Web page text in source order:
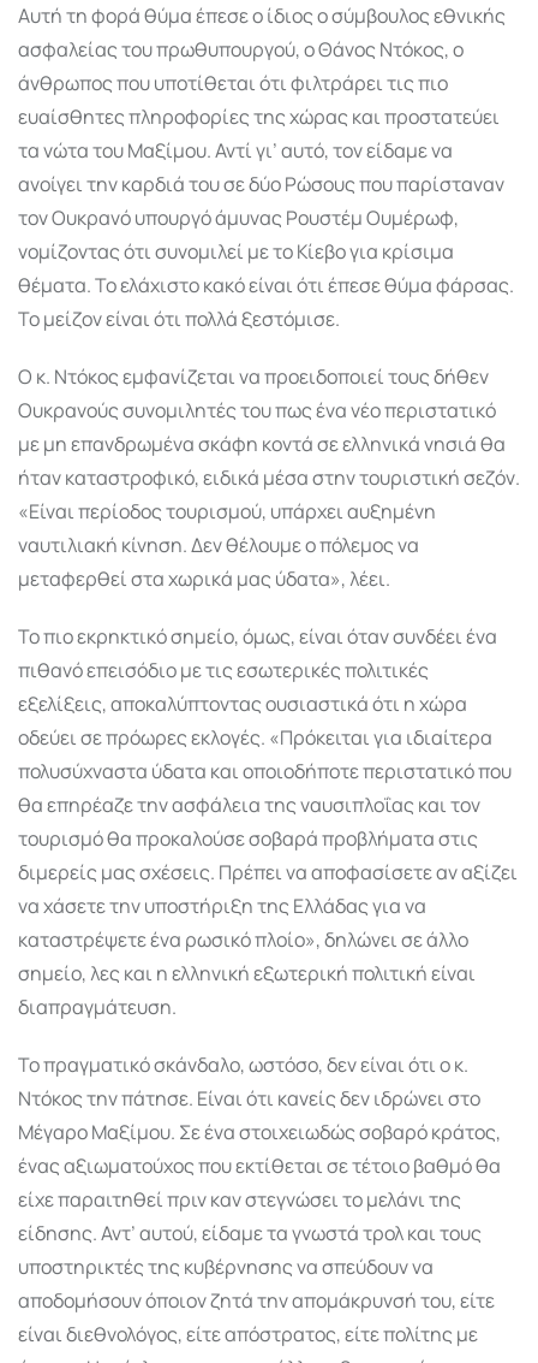
Αυτή τη φορά θύμα έπεσε ο ίδιος ο σύμβουλος εθνικής
ασφαλείας του πρωθυπουργού, ο Θάνος Ντόκος, ο
άνθρωπος που υποτίθεται ότι φιλτράρει τις πιο
ευαίσθητες πληροφορίες της χώρας και προστατεύει
τα νώτα του Μαξίμου. Αντί γι’ αυτό, τον είδαμε να
ανοίγει την καρδιά του σε δύο Ρώσους που παρίσταναν
τον Ουκρανό υπουργό άμυνας Ρουστέμ Ουμέρωφ,
νομίζοντας ότι συνομιλεί με το Κίεβο για κρίσιμα
θέματα. Το ελάχιστο κακό είναι ότι έπεσε θύμα φάρσας.
Το μείζον είναι ότι πολλά ξεστόμισε.
Ο κ. Ντόκος εμφανίζεται να προειδοποιεί τους δήθεν
Ουκρανούς συνομιλητές του πως ένα νέο περιστατικό
με μη επανδρωμένα σκάφη κοντά σε ελληνικά νησιά θα
ήταν καταστροφικό, ειδικά μέσα στην τουριστική σεζόν.
«Είναι περίοδος τουρισμού, υπάρχει αυξημένη
ναυτιλιακή κίνηση. Δεν θέλουμε ο πόλεμος να
μεταφερθεί στα χωρικά μας ύδατα», λέει.
Το πιο εκρηκτικό σημείο, όμως, είναι όταν συνδέει ένα
πιθανό επεισόδιο με τις εσωτερικές πολιτικές
εξελίξεις, αποκαλύπτοντας ουσιαστικά ότι η χώρα
οδεύει σε πρόωρες εκλογές. «Πρόκειται για ιδιαίτερα
πολυσύχναστα ύδατα και οποιοδήποτε περιστατικό που
θα επηρέαζε την ασφάλεια της ναυσιπλοΐας και τον
τουρισμό θα προκαλούσε σοβαρά προβλήματα στις
διμερείς μας σχέσεις. Πρέπει να αποφασίσετε αν αξίζει
να χάσετε την υποστήριξη της Ελλάδας για να
καταστρέψετε ένα ρωσικό πλοίο», δηλώνει σε άλλο
σημείο, λες και η ελληνική εξωτερική πολιτική είναι
διαπραγμάτευση.
Το πραγματικό σκάνδαλο, ωστόσο, δεν είναι ότι ο κ.
Ντόκος την πάτησε. Είναι ότι κανείς δεν ιδρώνει στο
Μέγαρο Μαξίμου. Σε ένα στοιχειωδώς σοβαρό κράτος,
ένας αξιωματούχος που εκτίθεται σε τέτοιο βαθμό θα
είχε παραιτηθεί πριν καν στεγνώσει το μελάνι της
είδησης. Αντ’ αυτού, είδαμε τα γνωστά τρολ και τους
υποστηρικτές της κυβέρνησης να σπεύδουν να
αποδομήσουν όποιον ζητά την απομάκρυνσή του, είτε
είναι διεθνολόγος, είτε απόστρατος, είτε πολίτης με